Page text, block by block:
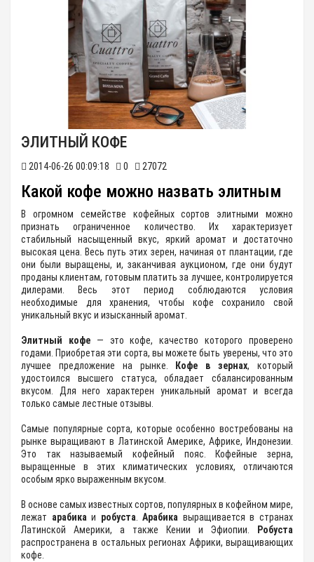
ЭЛИТНЫЙ КОФЕ
2014-06-26 00:09:18 0 27072
Какой кофе можно назвать элитным
В огромном семействе кофейных сортов элитными можно
признать ограниченное количество. Их характеризует
стабильный насыщенный вкус, яркий аромат и достаточно
высокая цена. Весь путь этих зерен, начиная от плантации, где
они были выращены, и, заканчивая аукционом, где они будут
проданы клиентам, готовым платить за лучшее, контролируется
дилерами. Весь этот период соблюдаются условия
необходимые для хранения, чтобы кофе сохранило свой
уникальный вкус и изысканный аромат.
Элитный кофе— это кофе, качество которого проверено
годами. Приобретая эти сорта, вы можете быть уверены, что это
лучшее предложение на рынке.
Кофе в зернах, который
удостоился высшего статуса, обладает сбалансированным
вкусом. Для него характерен уникальный аромат и всегда
только самые лестные отзывы.
Самые популярные сорта, которые особенно востребованы на
рынке выращивают в Латинской Америке, Африке, Индонезии.
Это так называемый кофейный пояс. Кофейные зерна,
выращенные в этих климатических условиях, отличаются
особым ярко выраженным вкусом.
В основе самых известных сортов, популярных в кофейном мире,
лежат арабикаи робуста.Арабика выращивается в странах
Латинской Америки, а также Кении и Эфиопии.
Робуста
распространена в остальных регионах Африки, выращивающих
кофе.